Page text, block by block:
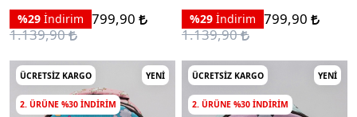
%29 İndirim 799,90
1.139,90
%29 İndirim 799,90
1.139,90
ÜCRETSIZ KARGO YENI
2. ÜRÜNE %30 INDIRIM
ÜCRETSIZ KARGO YENI
2. ÜRÜNE %30 INDIRIM